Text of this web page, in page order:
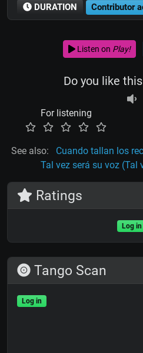
DURATION Contributor
Listen on Play!
Do you like
For listening
See also: Cuando tallan los
Tal vez será su voz (Tal
Ratings
Log in
Tango Scan
Log in